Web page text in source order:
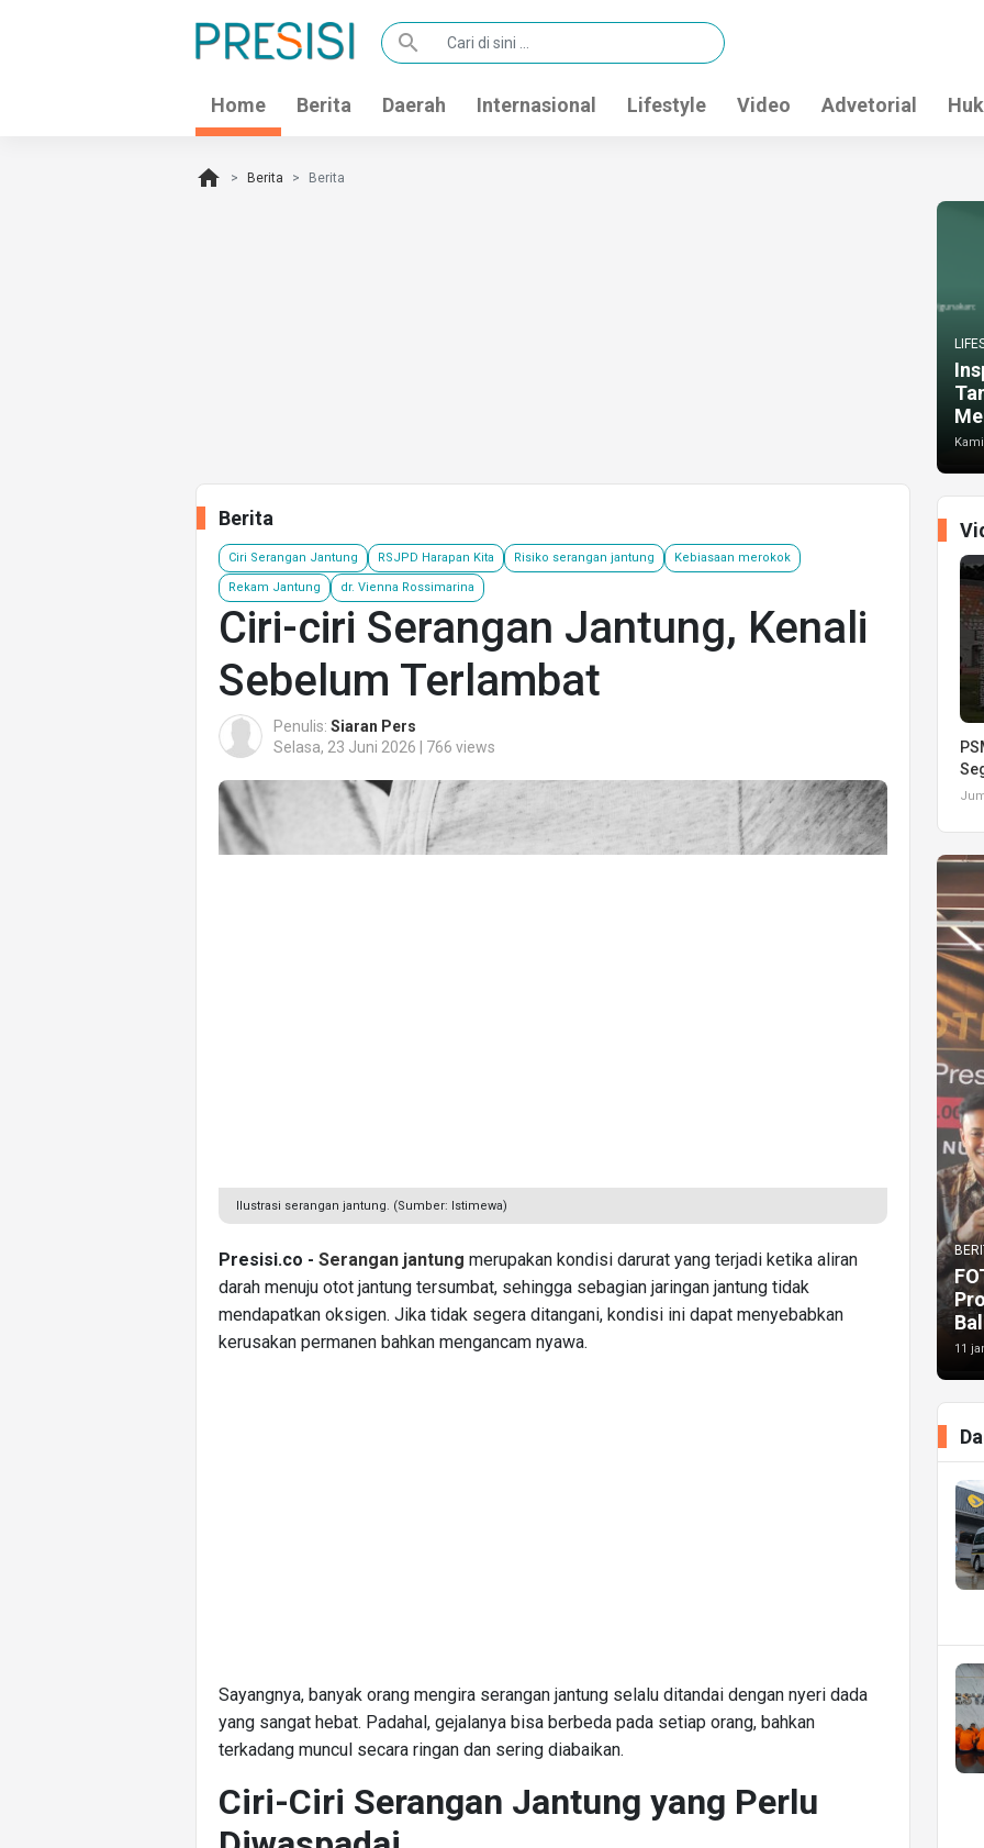
search
Home Berita Daerah Internasional Lifestyle Video Advetorial
home Berita Berita
Berita
Ciri Serangan Jantung RSJPD Harapan Kita Risiko serangan jantung Kebiasaan merokok
Rekam Jantung dr. Vienna Rossimarina
Ciri-ciri Serangan Jantung, Kenali
Sebelum Terlambat
Penulis: Siaran Pers
Selasa, 23 Juni 2026 | 766 views
Ilustrasi serangan jantung. (Sumber: Istimewa)
Presisi.co - Serangan jantung merupakan kondisi darurat yang terjadi ketika aliran
darah menuju otot jantung tersumbat, sehingga sebagian jaringan jantung tidak
mendapatkan oksigen. Jika tidak segera ditangani, kondisi ini dapat menyebabkan
kerusakan permanen bahkan mengancam nyawa.
Sayangnya, banyak orang mengira serangan jantung selalu ditandai dengan nyeri dada
yang sangat hebat. Padahal, gejalanya bisa berbeda pada setiap orang, bahkan
terkadang muncul secara ringan dan sering diabaikan.
Ciri-Ciri Serangan Jantung yang Perlu
11